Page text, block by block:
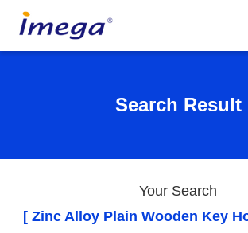
Search Result
Your Search
[ Zinc Alloy Plain Wooden Key